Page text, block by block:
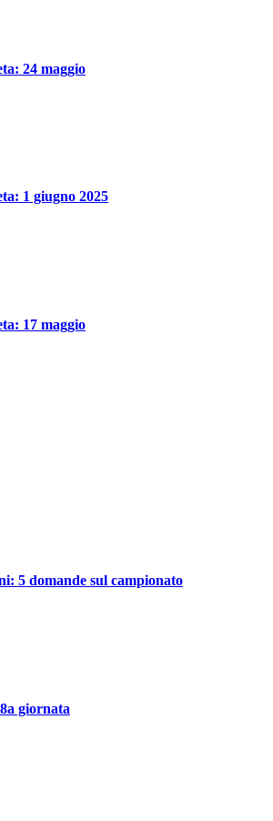
24 maggio
1 giugno 2025
17 maggio
5 domande sul campionato
giornata